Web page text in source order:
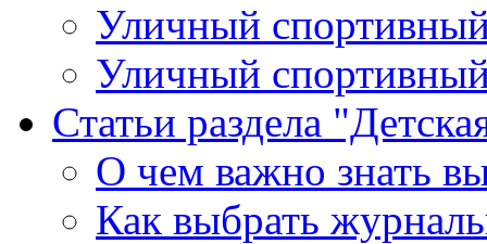
Уличный
Уличный
Статьи раздела
О чем важно знать
Как выбрать